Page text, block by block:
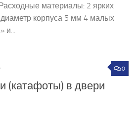
материалы: 2 ярких
корпуса 5 мм 4 малых
0
(катафоты) в двери